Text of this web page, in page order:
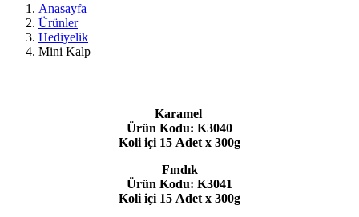
Anasayfa
Ürünler
Hediyelik
Mini Kalp
Karamel
Ürün Kodu: K3040
​​​​Koli içi 15 Adet x 300g
Fındık
Ürün Kodu: K3041
​​​​Koli içi 15 Adet x 300g